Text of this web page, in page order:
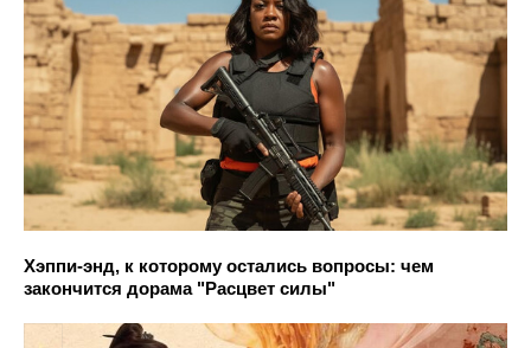
Хэппи-энд, к которому остались вопросы: чем
закончится дорама "Расцвет силы"